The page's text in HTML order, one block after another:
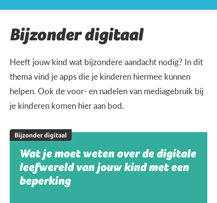
Bijzonder digitaal
Heeft jouw kind wat bijzondere aandacht nodig? In dit
thema vind je apps die je kinderen hiermee kunnen
helpen. Ook de voor- en nadelen van mediagebruik bij
je kinderen komen hier aan bod.
Bijzonder digitaal
Wat je moet weten over de digitale
leefwereld van jouw kind met een
beperking